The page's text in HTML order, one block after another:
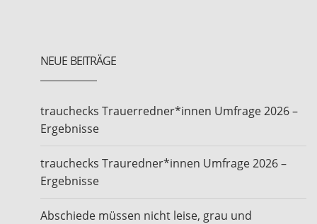
NEUE BEITRÄGE
trauchecks Trauerredner*innen Umfrage 2026 –
Ergebnisse
trauchecks Trauredner*innen Umfrage 2026 –
Ergebnisse
Abschiede müssen nicht leise, grau und